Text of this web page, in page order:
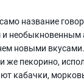
название
и
новыми
же пекорино,
кабачки,